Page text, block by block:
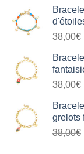
38,00€
38,00€
grelots
38,00€